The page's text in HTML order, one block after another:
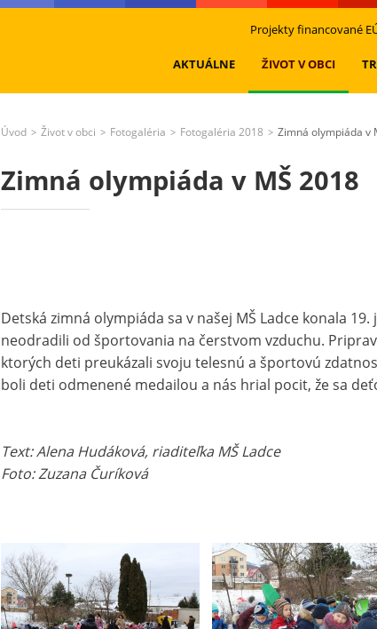
Projekty financované
AKTUÁLNE ŽIVOT V OBCI
Úvod > Život v obci > Fotogaléria > Fotogaléria 2018 > Zimná olympiáda v
Zimná olympiáda v MŠ 2018
Detská zimná olympiáda sa v našej MŠ Ladce konala
neodradili od športovania na čerstvom vzduchu.
ktorých deti preukázali svoju telesnú a športovú
boli deti odmenené medailou a nás hrial pocit, že sa
Text: Alena Hudáková, riaditeľka MŠ Ladce
Foto: Zuzana Čuríková